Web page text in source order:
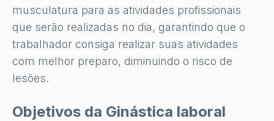
musculatura para as atividades profissionais
que serão realizadas no dia, garantindo que o
trabalhador consiga realizar suas atividades
com melhor preparo, diminuindo o risco de
lesões.
Objetivos da Ginástica laboral